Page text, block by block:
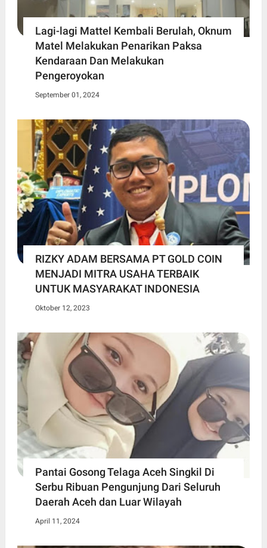
Lagi-lagi Mattel Kembali Berulah, Oknum
Matel Melakukan Penarikan Paksa
Kendaraan Dan Melakukan
Pengeroyokan
September 01, 2024
RIZKY ADAM BERSAMA PT GOLD COIN
MENJADI MITRA USAHA TERBAIK
UNTUK MASYARAKAT INDONESIA
Oktober 12, 2023
Pantai Gosong Telaga Aceh Singkil Di
Serbu Ribuan Pengunjung Dari Seluruh
Daerah Aceh dan Luar Wilayah
April 11, 2024